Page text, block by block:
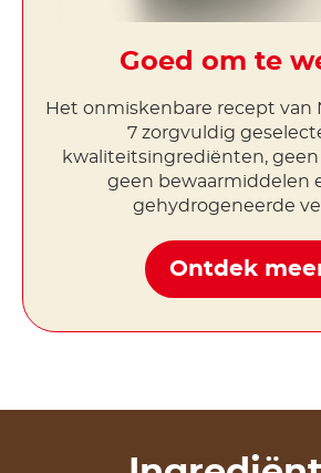
Goed om te
Het onmiskenbare recept van
7 zorgvuldig
kwaliteitsingrediënten,
geen bewaarmiddelen
gehydrogeneerde
Ontdek